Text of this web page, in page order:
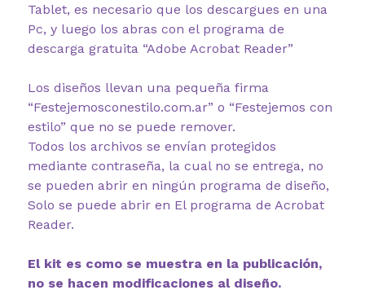
Tablet, es necesario que los descargues en una
Pc, y luego los abras con el programa de
descarga gratuita “Adobe Acrobat Reader”
Los diseños llevan una pequeña firma
“Festejemosconestilo.com.ar” o “Festejemos con
estilo” que no se puede remover.
Todos los archivos se envían protegidos
mediante contraseña, la cual no se entrega, no
se pueden abrir en ningún programa de diseño,
Solo se puede abrir en El programa de Acrobat
Reader.
El kit es como se muestra en la publicación,
no se hacen modificaciones al diseño.